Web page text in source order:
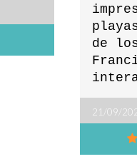
de
21/09/